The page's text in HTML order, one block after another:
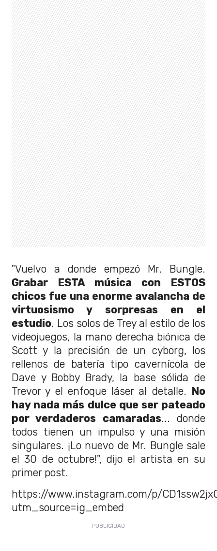
"Vuelvo a donde empezó Mr. Bungle.
Grabar ESTA música con ESTOS
chicos fue una enorme avalancha de
virtuosismo y sorpresas en el
estudio. Los solos de Trey al estilo de los
videojuegos, la mano derecha biónica de
Scott y la precisión de un cyborg, los
rellenos de batería tipo cavernícola de
Dave y Bobby Brady, la base sólida de
Trevor y el enfoque láser al detalle.
No
hay nada más dulce que ser pateado
por verdaderos camaradas... donde
todos tienen un impulso y una misión
singulares. ¡Lo nuevo de Mr. Bungle sale
el 30 de octubre!", dijo el artista en su
primer post.
https://www.instagram.com/p/
utm_source=ig_embed